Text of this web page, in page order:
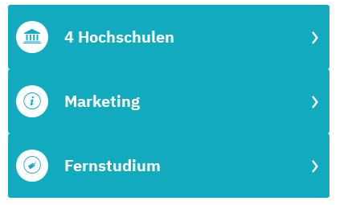
Fernstudium
Marketing
4 Hochschulen